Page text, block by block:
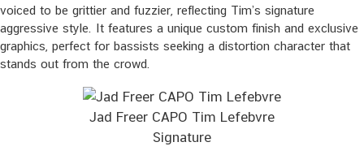
voiced to be grittier and fuzzier, reflecting Tim’s signature
aggressive style. It features a unique custom finish and exclusive
graphics, perfect for bassists seeking a distortion character that
stands out from the crowd.
Jad Freer CAPO Tim Lefebvre
Signature